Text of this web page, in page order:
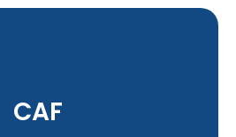
CAF